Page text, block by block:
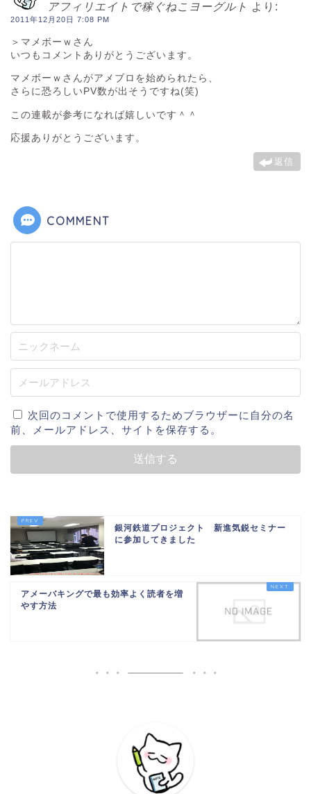
アフィリエイトで稼ぐねこヨーグルト より:
2011年12月20日 7:08 PM
＞マメボーｗさん
いつもコメントありがとうございます。
マメボーｗさんがアメブロを始められたら、
さらに恐ろしいPV数が出そうですね(笑)
この連載が参考になれば嬉しいです＾＾
応援ありがとうございます。
返信
COMMENT
次回のコメントで使用するためブラウザーに自分の名
前、メールアドレス、サイトを保存する。
銀河鉄道プロジェクト 新進気鋭セミナー
に参加してきました
アメーバキングで最も効率よく読者を増
やす方法